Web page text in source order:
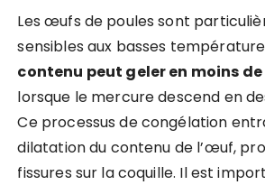
Les œufs de poules sont
sensibles aux basses
contenu peut geler en moins
lorsque le mercure descend en
Ce processus de congélation
dilatation du contenu de l’œuf,
fissures sur la coquille. Il est